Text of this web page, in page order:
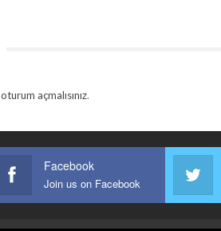
oturum açmalısınız.
Facebook
Join us on Facebook